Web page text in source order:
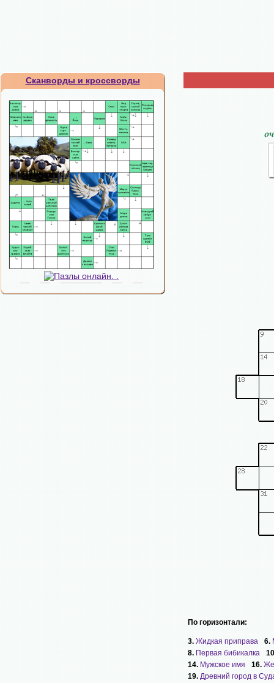
Сканворды и кроссворды
По горизонтали:
3. Жидкая приправа 6.
8. Первая бибикалка
14. Мужское имя 16.
19. Древний город в